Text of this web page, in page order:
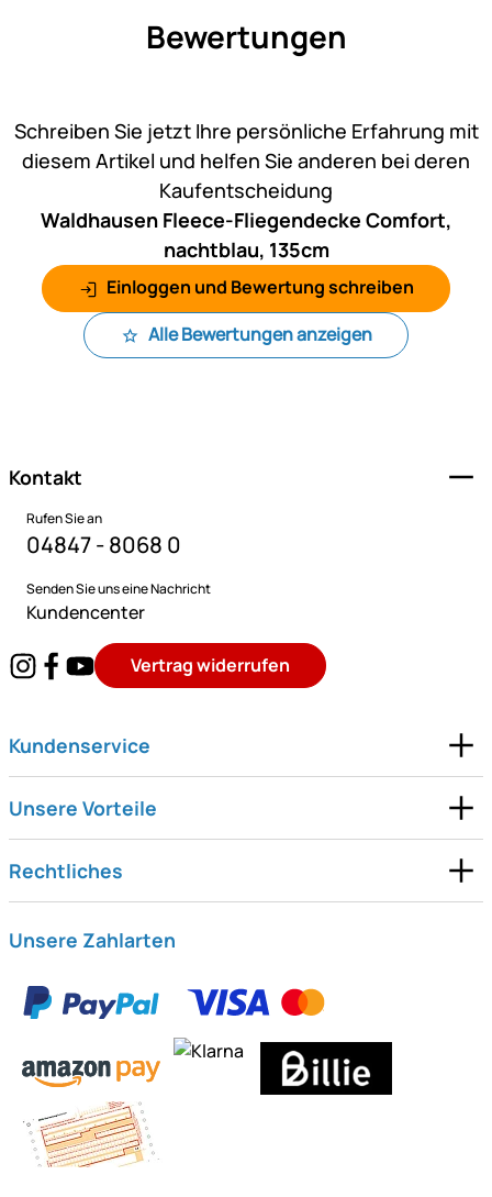
Bewertungen
Schreiben Sie jetzt Ihre persönliche Erfahrung mit
diesem Artikel und helfen Sie anderen bei deren
Kaufentscheidung
Waldhausen Fleece-Fliegendecke Comfort,
nachtblau, 135cm
Einloggen und Bewertung schreiben
Alle Bewertungen anzeigen
Kontakt
Rufen Sie an
04847 - 8068 0
Senden Sie uns eine Nachricht
Kundencenter
Vertrag widerrufen
Kundenservice
Unsere Vorteile
Rechtliches
Unsere Zahlarten